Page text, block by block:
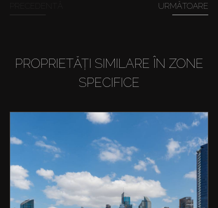
URMĂTOARE
PROPRIETĂȚI SIMILARE ÎN ZONE
SPECIFICE